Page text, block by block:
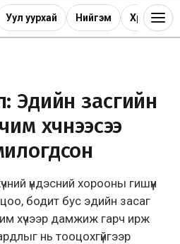
Уул уурхай Нийгэм Хөрөнгө
Эдийн засгийн
хүчнээсээ
үндэсний хорооны гишүүн
бодит бус эдийн засаг
хүчээр дамжиж гарч ирж
нь тооцохгүйгээр